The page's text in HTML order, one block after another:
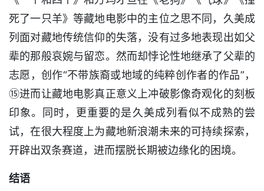
死了一只羊》等藏地电影中的主位之思不同，久美成
列面对藏地传统信仰的失落，没有过多地表现出如父
辈的那般哀婉与留恋。然而却悖论性地继承了父辈的
志愿，创作“不带族裔或地域的纯粹创作者的作品”，
⑮进而让藏地电影真正意义上冲破影像奇观化的刻板
印象。同时，更重要的是久美成列看似不成熟的尝
试，在很大程度上为藏地新浪潮未来的可持续探索，
开辟出双条赛道，进而摆脱长期被边缘化的困境。
结语